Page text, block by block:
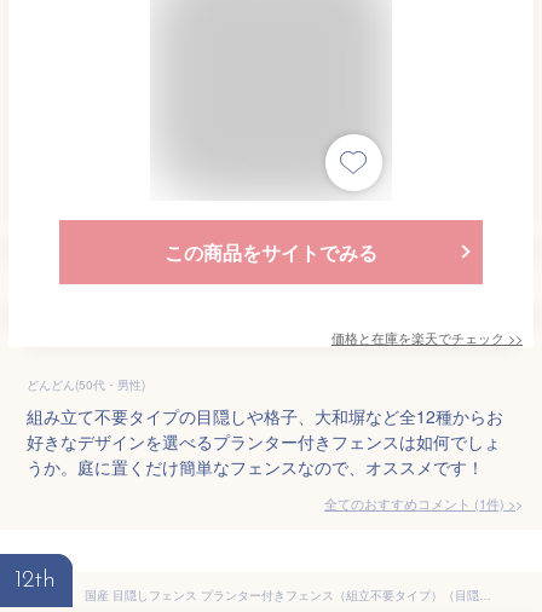
この商品をサイトでみる
価格と在庫を楽天でチェック >>
どんどん(50代・男性)
組み立て不要タイプの目隠しや格子、大和塀など全12種からお
好きなデザインを選べるプランター付きフェンスは如何でしょ
うか。庭に置くだけ簡単なフェンスなので、オススメです！
全てのおすすめコメント (1件) >
12th
国産 目隠しフェンス プランター付きフェンス（組立不要タイプ）（目隠しや格子、大和塀など全12種から）【フェンス＋プランター】高さ1300mm×幅739mm×奥行336mm（規格サイズ）庭 目隠し ラティス 木製